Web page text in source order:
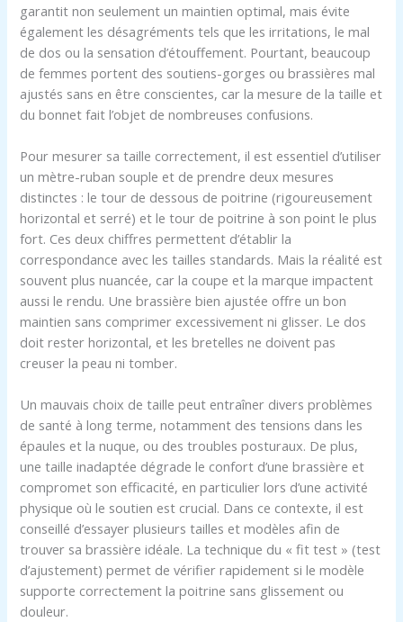
garantit non seulement un maintien optimal, mais évite
également les désagréments tels que les irritations, le mal
de dos ou la sensation d’étouffement. Pourtant, beaucoup
de femmes portent des soutiens-gorges ou brassières mal
ajustés sans en être conscientes, car la mesure de la taille et
du bonnet fait l’objet de nombreuses confusions.
Pour mesurer sa taille correctement, il est essentiel d’utiliser
un mètre-ruban souple et de prendre deux mesures
distinctes : le tour de dessous de poitrine (rigoureusement
horizontal et serré) et le tour de poitrine à son point le plus
fort. Ces deux chiffres permettent d’établir la
correspondance avec les tailles standards. Mais la réalité est
souvent plus nuancée, car la coupe et la marque impactent
aussi le rendu. Une brassière bien ajustée offre un bon
maintien sans comprimer excessivement ni glisser. Le dos
doit rester horizontal, et les bretelles ne doivent pas
creuser la peau ni tomber.
Un mauvais choix de taille peut entraîner divers problèmes
de santé à long terme, notamment des tensions dans les
épaules et la nuque, ou des troubles posturaux. De plus,
une taille inadaptée dégrade le confort d’une brassière et
compromet son efficacité, en particulier lors d’une activité
physique où le soutien est crucial. Dans ce contexte, il est
conseillé d’essayer plusieurs tailles et modèles afin de
trouver sa brassière idéale. La technique du « fit test » (test
d’ajustement) permet de vérifier rapidement si le modèle
supporte correctement la poitrine sans glissement ou
douleur.